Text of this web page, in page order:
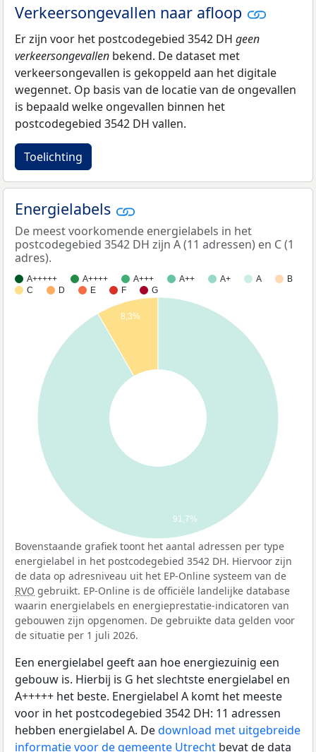
Verkeersongevallen naar afloop
Er zijn voor het postcodegebied 3542 DH geen
verkeersongevallen bekend. De dataset met
verkeersongevallen is gekoppeld aan het digitale
wegennet. Op basis van de locatie van de ongevallen
is bepaald welke ongevallen binnen het
postcodegebied 3542 DH vallen.
Toelichting
Energielabels
De meest voorkomende energielabels in het
postcodegebied 3542 DH zijn A (11 adressen) en C (1
adres).
A+++++ A++++ A+++ A++ A+ A
B
C
D E F G
8,3%
91,7%
Bovenstaande grafiek toont het aantal adressen per type
energielabel in het postcodegebied 3542 DH. Hiervoor zijn
de data op adresniveau uit het EP-Online systeem van de
RVO gebruikt. EP-Online is de officiële landelijke database
waarin energielabels en energieprestatie-indicatoren van
gebouwen zijn opgenomen. De gebruikte data gelden voor
de situatie per 1 juli 2026.
Een energielabel geeft aan hoe energiezuinig een
gebouw is. Hierbij is G het slechtste energielabel en
A+++++ het beste. Energielabel A komt het meeste
voor in het postcodegebied 3542 DH: 11 adressen
hebben energielabel A. Dedownload met uitgebreide
informatie voor de gemeente Utrecht bevat de data